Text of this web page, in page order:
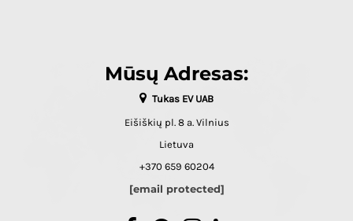
Mūsų Adresas:
Tukas EV UAB
Eišiškių pl. 8 a. Vilnius
Lietuva
+370 659 60204
[email protected]